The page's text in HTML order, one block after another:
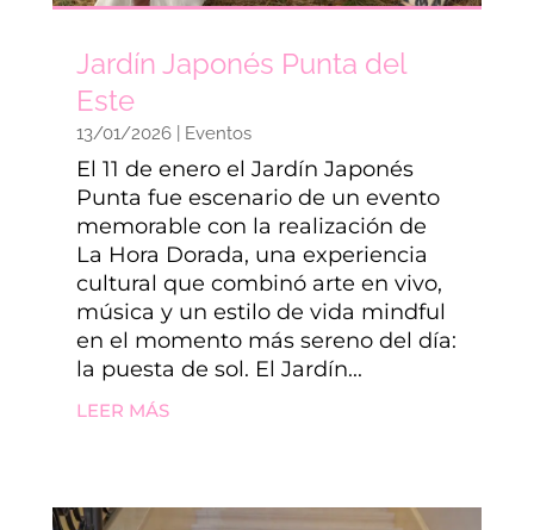
Jardín Japonés Punta del
Este
13/01/2026| Eventos
El 11 de enero el Jardín Japonés
Punta fue escenario de un evento
memorable con la realización de
La Hora Dorada, una experiencia
cultural que combinó arte en vivo,
música y un estilo de vida mindful
en el momento más sereno del día:
la puesta de sol. El Jardín...
LEER MÁS